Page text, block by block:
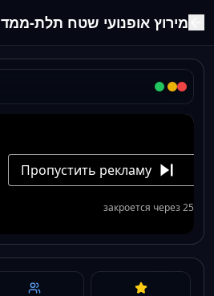
מירוץ אופנועי שטח תלת-ממד